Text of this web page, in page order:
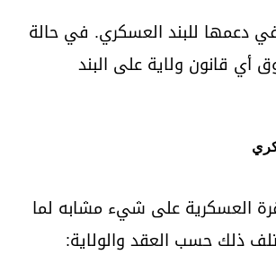
دعمها للبند العسكري. في حالة
أي قانون ولاية على البند
العسكرية على شيء مشابه لما
ذلك حسب العقد والولاية: